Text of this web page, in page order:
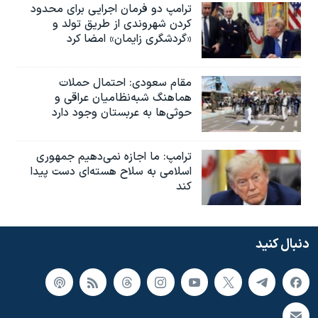
ترامپ دو فرمان اجرایی برای محدود
کردن شهروندی از طریق تولد و
«گردشگری زایمان» امضا کرد
مقام سعودی: احتمال حملات
هماهنگ شبه‌نظامیان عراقی و
حوثی‌ها به عربستان وجود دارد
ترامپ: ما اجازه نمی‌دهیم جمهوری
اسلامی به سلاح هسته‌ای دست پیدا
کند
دنبال کنید